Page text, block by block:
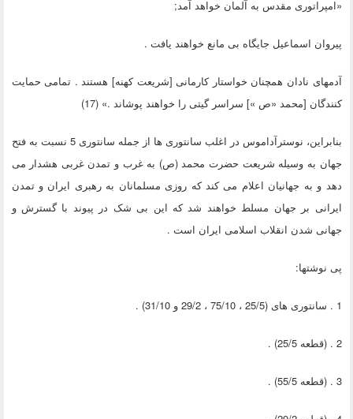
«امپراتوری مقدس به آلمان خواهد آمد;
پیروان اسماعیل جایگاه بی مانع خواهند یافت .
آدمهای نادان همچنان خواستار کارمانی [شریعت کهنه] هستند . تمامی حمایت
کنندگان [محمد «ص »] سراسر گیتی را خواهند پوشاند .» (17)
بنابراین، نوسترآداموس در اغلب سانتوری ها از جمله سانتوری 5 نسبت به فتح
جهان به وسیله شریعت حضرت محمد (ص) به غرب و تمدن غربی هشدار می
دهد و به جهانیان اعلام می کند که روزی مسلمانان به رهبری ایران و تمدن
ایرانی بر جهان مسلط خواهند شد که این بی شک در پیوند با گسترش و
جهانی شدن انقلاب اسلامی ایران است .
پی نوشتها:
1 . سانتوری های (25/5 ، 75/10 ، 29/2 و 31/10) .
2 . (قطعه 25/5) .
3 . (قطعه 55/5) .